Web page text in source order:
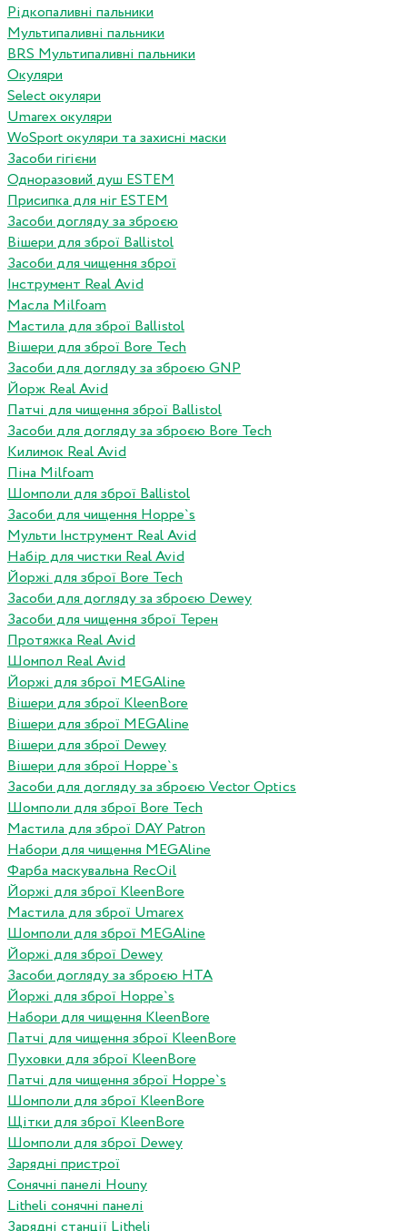
Рідкопаливні пальники
Мультипаливні пальники
BRS Мультипаливні пальники
Окуляри
Select окуляри
Umarex окуляри
WoSport окуляри та захисні маски
Засоби гігієни
Одноразовий душ ESTEM
Присипка для ніг ESTEM
Засоби догляду за зброєю
Вішери для зброї Ballistol
Засоби для чищення зброї
Інструмент Real Avid
Масла Milfoam
Мастила для зброї Ballistol
Вішери для зброї Bore Tech
Засоби для догляду за зброєю GNP
Йорж Real Avid
Патчі для чищення зброї Ballistol
Засоби для догляду за зброєю Bore Tech
Килимок Real Avid
Піна Milfoam
Шомполи для зброї Ballistol
Засоби для чищення Hoppe`s
Мульти Інструмент Real Avid
Набір для чистки Real Avid
Йоржі для зброї Bore Tech
Засоби для догляду за зброєю Dewey
Засоби для чищення зброї Терен
Протяжка Real Avid
Шомпол Real Avid
Йоржі для зброї MEGAline
Вішери для зброї KleenBore
Вішери для зброї MEGAline
Вішери для зброї Dewey
Вішери для зброї Hoppe`s
Засоби для догляду за зброєю Vector Optics
Шомполи для зброї Bore Tech
Мастила для зброї DAY Patron
Набори для чищення MEGAline
Фарба маскувальна RecOil
Йоржі для зброї KleenBore
Мастила для зброї Umarex
Шомполи для зброї MEGAline
Йоржі для зброї Dewey
Засоби догляду за зброєю HTA
Йоржі для зброї Hoppe`s
Набори для чищення KleenBore
Патчі для чищення зброї KleenBore
Пуховки для зброї KleenBore
Патчі для чищення зброї Hoppe`s
Шомполи для зброї KleenBore
Щітки для зброї KleenBore
Шомполи для зброї Dewey
Зарядні пристрої
Сонячні панелі Houny
Litheli сонячні панелі